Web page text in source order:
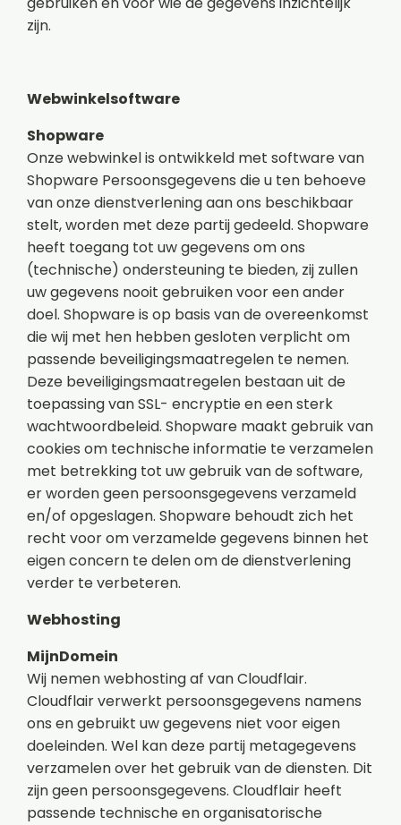
zijn.
Webwinkelsoftware
Shopware
Onze webwinkel is ontwikkeld met software van
Shopware Persoonsgegevens die u ten behoeve
van onze dienstverlening aan ons beschikbaar
stelt, worden met deze partij gedeeld. Shopware
heeft toegang tot uw gegevens om ons
(technische) ondersteuning te bieden, zij zullen
uw gegevens nooit gebruiken voor een ander
doel. Shopware is op basis van de overeenkomst
die wij met hen hebben gesloten verplicht om
passende beveiligingsmaatregelen te nemen.
Deze beveiligingsmaatregelen bestaan uit de
toepassing van SSL- encryptie en een sterk
wachtwoordbeleid. Shopware maakt gebruik van
cookies om technische informatie te verzamelen
met betrekking tot uw gebruik van de software,
er worden geen persoonsgegevens verzameld
en/of opgeslagen. Shopware behoudt zich het
recht voor om verzamelde gegevens binnen het
eigen concern te delen om de dienstverlening
verder te verbeteren.
Webhosting
MijnDomein
Wij nemen webhosting af van Cloudflair.
Cloudflairverwerkt persoonsgegevens namens
ons en gebruikt uw gegevens niet voor eigen
doeleinden. Wel kan deze partij metagegevens
verzamelen over het gebruik van de diensten. Dit
zijn geen persoonsgegevens. Cloudflair heeft
passende technische en organisatorische